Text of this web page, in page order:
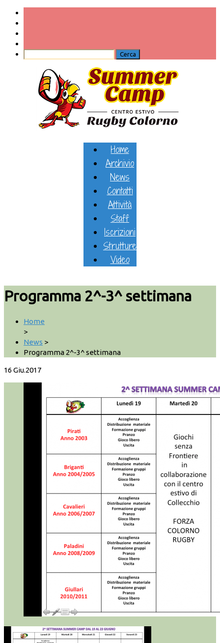
Home
Archivio
News
Contatti
Attività
Staff
Iscrizioni
Strutture
Video
Programma 2^-3^ settimana
Home
>
News >
Programma 2^-3^ settimana
16 Giu.2017